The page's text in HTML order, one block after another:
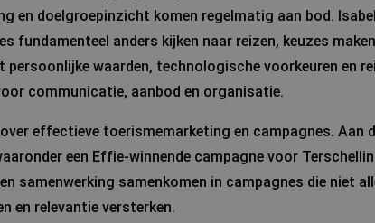
en doelgroepinzicht komen regelmatig aan bod.
fundamenteel anders kijken naar reizen, keuzes
persoonlijke waarden, technologische voorkeuren en
communicatie, aanbod en organisatie.
effectieve toerismemarketing en campagnes. Aan
een Effie-winnende campagne voor
samenwerking samenkomen in campagnes die niet
en relevantie versterken.